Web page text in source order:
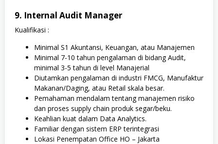
9. Internal Audit Manager
Kualifikasi :
Minimal S1 Akuntansi, Keuangan, atau Manajemen
Minimal 7-10 tahun pengalaman di bidang Audit,
minimal 3-5 tahun di level Manajerial
Diutamkan pengalaman di industri FMCG, Manufaktur
Makanan/Daging, atau Retail skala besar.
Pemahaman mendalam tentang manajemen risiko
dan proses supply chain produk segar/beku.
Keahlian kuat dalam Data Analytics.
Familiar dengan sistem ERP terintegrasi
Lokasi Penempatan Office HO – Jakarta